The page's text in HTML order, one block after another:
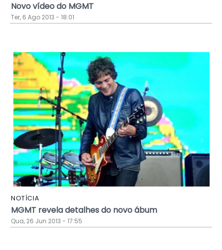
Novo vídeo do MGMT
Ter, 6 Ago 2013 - 18:01
NOTÍCIA
MGMT revela detalhes do novo ábum
Qua, 26 Jun 2013 - 17:55